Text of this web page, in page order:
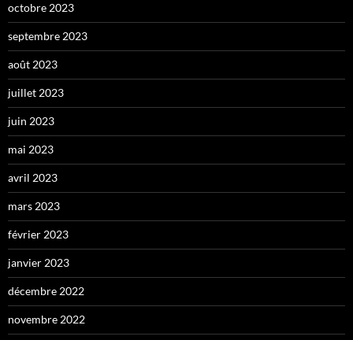
octobre 2023
septembre 2023
août 2023
juillet 2023
juin 2023
mai 2023
avril 2023
mars 2023
février 2023
janvier 2023
décembre 2022
novembre 2022